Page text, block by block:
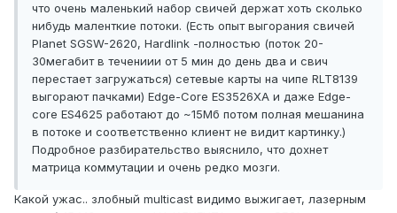
что очень маленький набор свичей держат хоть сколько
нибудь маленткие потоки. (Есть опыт выгорания свичей
Planet SGSW-2620, Hardlink -полностью (поток 20-
30мегабит в течениии от 5 мин до день два и свич
перестает загружаться) сетевые карты на чипе RLT8139
выгорают пачками) Edge-Core ES3526XA и даже Edge-
core ES4625 работают до ~15Мб потом полная мешанина
в потоке и соответственно клиент не видит картинку.)
Подробное разбирательство выяснило, что дохнет
матрица коммутации и очень редко мозги.
Какой ужас.. злобный multicast видимо выжигает, лазерным